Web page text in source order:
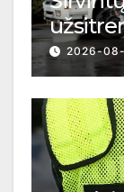
2026-